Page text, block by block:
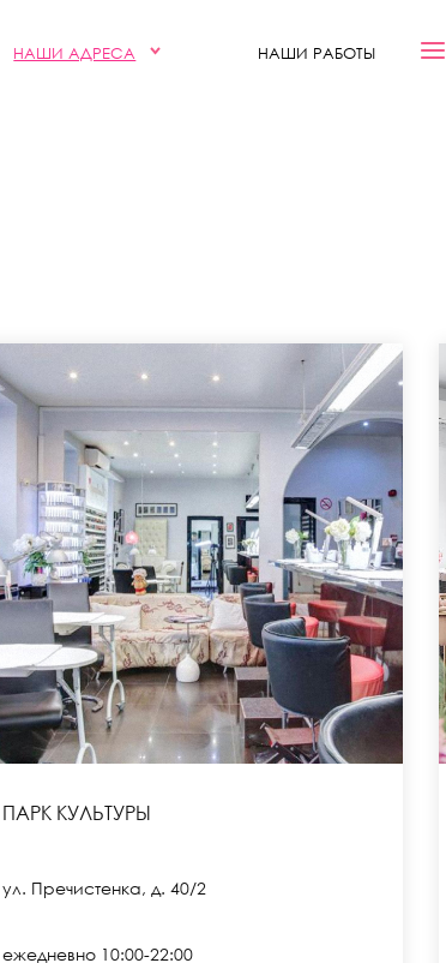
НАШИ АДРЕСА НАШИ РАБОТЫ
ПАРК КУЛЬТУРЫ
ул. Пречистенка, д. 40/2
ежедневно 10:00-22:00